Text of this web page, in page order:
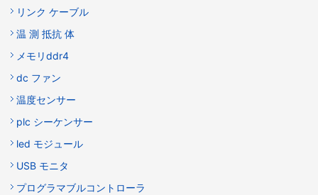
リンク ケーブル
温 測 抵抗 体
メモリddr4
dc ファン
温度センサー
plc シーケンサー
led モジュール
USB モニタ
プログラマブルコントローラ